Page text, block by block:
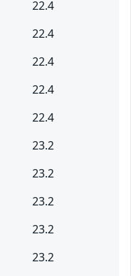
22.4
22.4
22.4
22.4
22.4
23.2
23.2
23.2
23.2
23.2